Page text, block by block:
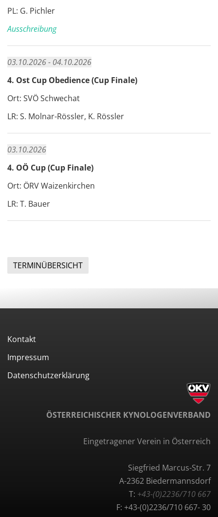
PL: G. Pichler
Ausschreibung
03.10.2026 - 04.10.2026
4. Ost Cup Obedience (Cup Finale)
Ort: SVÖ Schwechat
LR: S. Molnar-Rössler, K. Rössler
03.10.2026
4. OÖ Cup (Cup Finale)
Ort: ÖRV Waizenkirchen
LR: T. Bauer
TERMINÜBERSICHT
Kontakt
Impressum
Datenschutzerklärung
ÖSTERREICHISCHER KYNOLOGENVERBAND
Eingetragener Verein in Österreich
Siegfried Marcus-Str. 7
A-2362 Biedermannsdorf
T: +43-(0)2236/710 667
F: +43-(0)2236/710 667- 30